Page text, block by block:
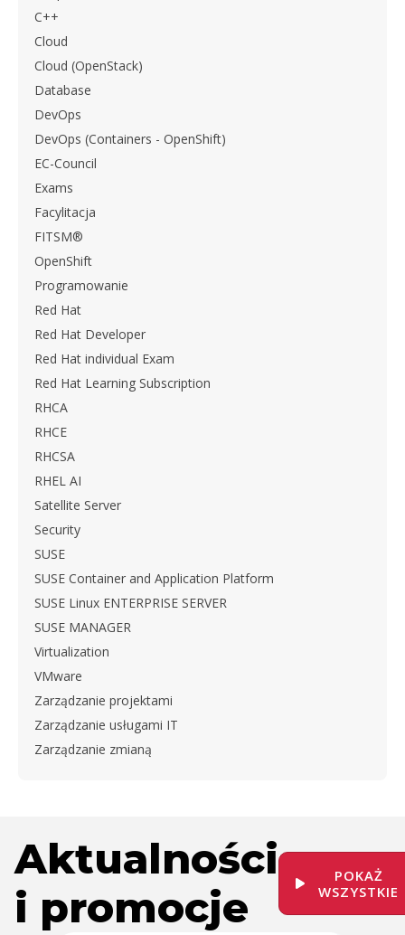
C++
Cloud
Cloud (OpenStack)
Database
DevOps
DevOps (Containers - OpenShift)
EC-Council
Exams
Facylitacja
FITSM®
OpenShift
Programowanie
Red Hat
Red Hat Developer
Red Hat individual Exam
Red Hat Learning Subscription
RHCA
RHCE
RHCSA
RHEL AI
Satellite Server
Security
SUSE
SUSE Container and Application Platform
SUSE Linux ENTERPRISE SERVER
SUSE MANAGER
Virtualization
VMware
Zarządzanie projektami
Zarządzanie usługami IT
Zarządzanie zmianą
Aktualności
i promocje
POKAŻ
WSZYSTKIE